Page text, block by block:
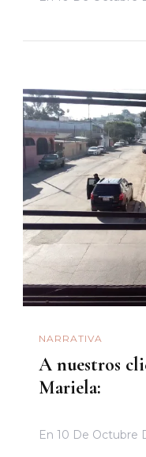
NARRATIVA
A nuestros
Mariela:
En 10 De Octubre